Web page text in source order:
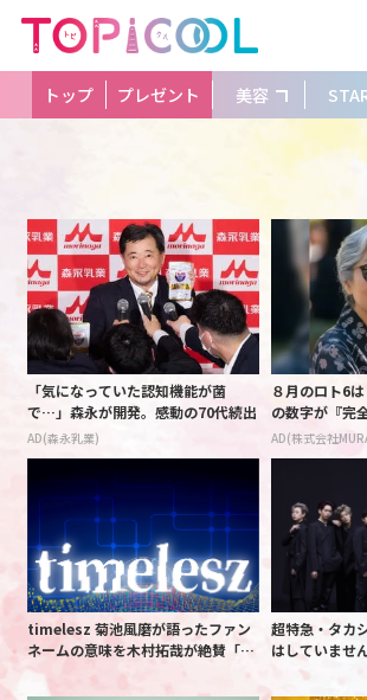
トップ プレゼント 美容
「気になっていた認知機能が菌
で…」森永が開発。感動の70代続出
AD(森永乳業)
８月のロト6
の数字が『完
AD(株式会社
timelesz 菊池風磨が語ったファン
ネームの意味を木村拓哉が絶賛「考
えてるな」「素敵だと思います」
超特急・タカ
はしていませ
疹(ほうしん)
白 後遺症も語